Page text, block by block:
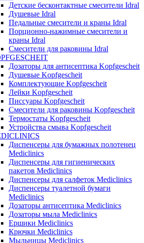
Детские бесконтактные смесители Idral
Душевые Idral
Педальные смесители и краны Idral
Порционно-нажимные смесители и
краны Idral
Смеcители для раковины Idral
Дозаторы для антисептика Kopfgescheit
Душевые Kopfgescheit
Комплектующие Kopfgescheit
Лейки Kopfgescheit
Писсуары Kopfgescheit
Смесители для раковины Kopfgescheit
Термостаты Kopfgescheit
Устройства смыва Kopfgescheit
Диспенсеры для бумажных полотенец
Mediclinics
Диспенсеры для гигиенических
пакетов Mediclinics
Диспенсеры для салфеток Mediclinics
Диспенсеры туалетной бумаги
Mediclinics
Дозаторы антисептика Mediclinics
Дозаторы мыла Mediclinics
Ершики Mediclinics
Крючки Mediclinics
Мыльницы Mediclinics